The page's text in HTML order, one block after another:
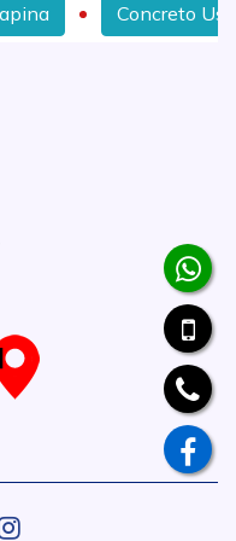
Concreto Usinado Para